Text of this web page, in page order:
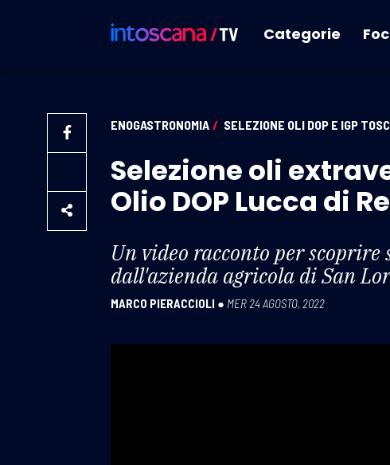
Categorie
ENOGASTRONOMIA / SELEZIONE OLI DOP E IGP
Selezione oli
Olio DOP Lucca di
Un video racconto per
dall'azienda agricola di San
MARCO PIERACCIOLI ● MER 24 AGOSTO, 2022